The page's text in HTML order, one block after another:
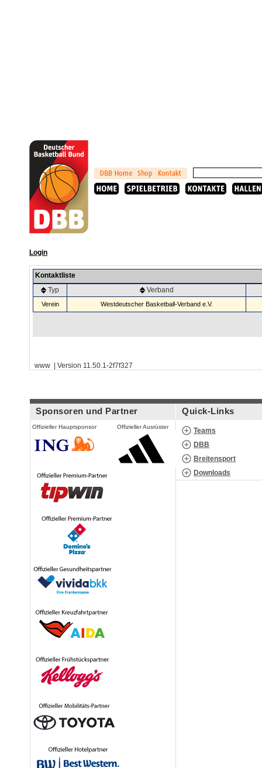
Login
Kontaktliste
Typ
Verband
Verein Westdeutscher Basketball-Verband e.V.
www | Version 11.50.1-2f7f327
Sponsoren und Partner
Offizieller Hauptsponsor Offizieller Ausrüster
Quick-Links
Teams
DBB
Breitensport
Downloads